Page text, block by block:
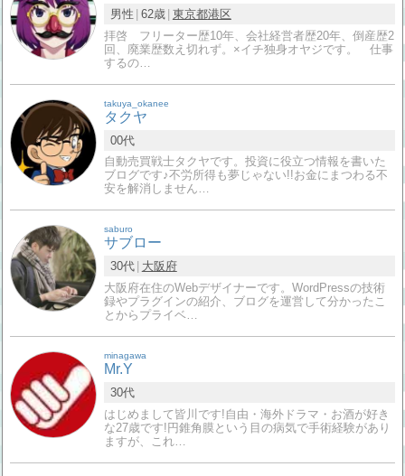
男性 62歳 東京都港区
拝啓 フリーター歴10年、会社経営者歴20年、倒産歴2
回、廃業歴数え切れず。×イチ独身オヤジです。 仕事
するの…
takuya_okanee
タクヤ
00代
自動売買戦士タクヤです。投資に役立つ情報を書いた
ブログです♪不労所得も夢じゃない!!お金にまつわる不
安を解消しません…
saburo
サブロー
30代
大阪府
大阪府在住のWebデザイナーです。WordPressの技術
録やプラグインの紹介、ブログを運営して分かったこ
とからプライベ…
minagawa
Mr.Y
30代
はじめまして皆川です!自由・海外ドラマ・お酒が好き
な27歳です!円錐角膜という目の病気で手術経験があり
ますが、これ…